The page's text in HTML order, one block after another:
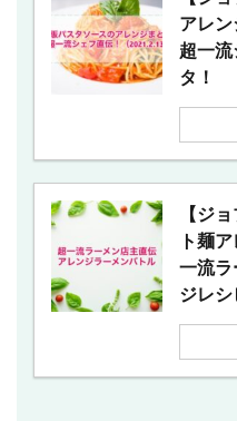
アレン
超一
タ！
【ジ
ト麺
一流
ジレ